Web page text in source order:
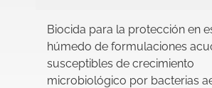
Biocida para la protección en
húmedo de formulaciones
susceptibles de crecimiento
microbiológico por bacterias